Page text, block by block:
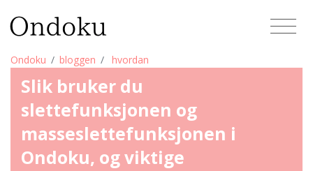
Ondoku bloggen hvordan
Slik bruker du
slettefunksjonen og
masseslettefunksjonen i
Ondoku, og viktige